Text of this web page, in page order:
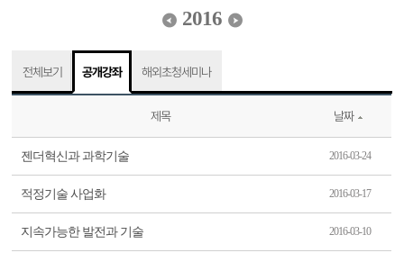
2016
전체보기 공개강좌 해외초청세미나
제목 날짜
젠더혁신과 과학기술 2016-03-24
적정기술 사업화 2016-03-17
지속가능한 발전과 기술 2016-03-10